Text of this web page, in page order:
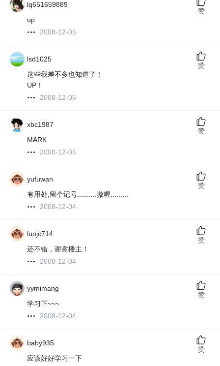
lq651659889
up
2008-12-05
赞
lsd1025
这些我差不多也知道了！
UP！
2008-12-05
赞
xbc1987
MARK
2008-12-05
赞
yufuwan
有用处,留个记号..........嗷喔.........
2008-12-04
赞
luojc714
还不错，谢谢楼主！
2008-12-04
赞
yymimang
学习下~~~
2008-12-04
赞
baby935
应该好好学习一下
赞